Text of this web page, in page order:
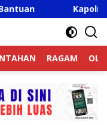
Kapolres Langkat
RAGAM